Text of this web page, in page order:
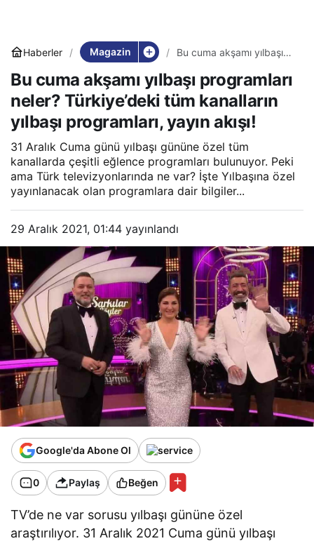
Haberler Magazin
Bu cuma akşamı yılbaşı
Türkiye’deki tüm
kanalların yılbaşı
programları, yayın akışı!
Bu cuma akşamı yılbaşı programları
neler? Türkiye’deki tüm kanalların
yılbaşı programları, yayın akışı!
31 Aralık Cuma günü yılbaşı gününe özel tüm
kanallarda çeşitli eğlence programları bulunuyor. Peki
ama Türk televizyonlarında ne var? İşte Yılbaşına özel
yayınlanacak olan programlara dair bilgiler...
29 Aralık 2021, 01:44 yayınlandı
Google'da Abone Ol
0 Paylaş Beğen
TV’de ne var sorusu yılbaşı gününe özel
araştırılıyor. 31 Aralık 2021 Cuma günü yılbaşı